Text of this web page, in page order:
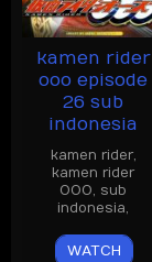
kamen rider
ooo episode
26 sub
indonesia
kamen rider,
kamen rider
OOO, sub
indonesia,
WATCH